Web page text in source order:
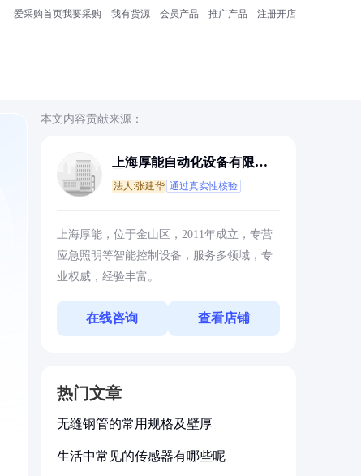
爱采购首页我要采购 我有货源 会员产品 推广产品 注册开店
本文内容贡献来源：
上海厚能自动化设备有限公
法人:张建华 通过真实性核验
上海厚能，位于金山区，2011年成立，专营
应急照明等智能控制设备，服务多领域，专
业权威，经验丰富。
在线咨询 查看店铺
热门文章
无缝钢管的常用规格及壁厚
生活中常见的传感器有哪些呢